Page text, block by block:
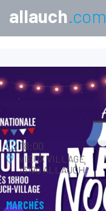
allauch.com
14
18:00
VIEUX VILLAGE
13190 ALLAUCH
MARCHÉS